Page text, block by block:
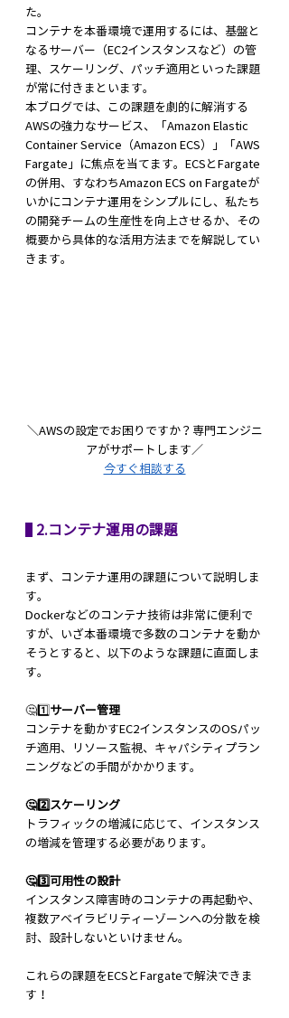
た。
コンテナを本番環境で運用するには、基盤と
なるサーバー（EC2インスタンスなど）の管
理、スケーリング、パッチ適用といった課題
が常に付きまといます。
本ブログでは、この課題を劇的に解消する
AWSの強力なサービス、「Amazon Elastic
Container Service（Amazon ECS）」「AWS
Fargate」に焦点を当てます。ECSとFargate
の併用、すなわちAmazon ECS on Fargateが
いかにコンテナ運用をシンプルにし、私たち
の開発チームの生産性を向上させるか、その
概要から具体的な活用方法までを解説してい
きます。
＼AWSの設定でお困りですか？専門エンジニ
アがサポートします／
今すぐ相談する
2.コンテナ運用の課題
まず、コンテナ運用の課題について説明しま
す。
Dockerなどのコンテナ技術は非常に便利で
すが、いざ本番環境で多数のコンテナを動か
そうとすると、以下のような課題に直面しま
す。
🤔1️⃣ サーバー管理
コンテナを動かすEC2インスタンスのOSパッ
チ適用、リソース監視、キャパシティプラン
ニングなどの手間がかかります。
🤔2️⃣スケーリング
トラフィックの増減に応じて、インスタンス
の増減を管理する必要があります。
🤔3️⃣可用性の設計
インスタンス障害時のコンテナの再起動や、
複数アベイラビリティーゾーンへの分散を検
討、設計しないといけません。
これらの課題をECSとFargateで解決できま
す！